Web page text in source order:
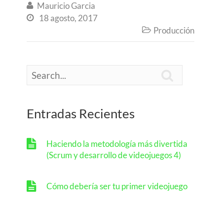
 Mauricio Garcia
 18 agosto, 2017
 Producción
Entradas Recientes
Haciendo la metodología más divertida
(Scrum y desarrollo de videojuegos 4)
Cómo debería ser tu primer videojuego